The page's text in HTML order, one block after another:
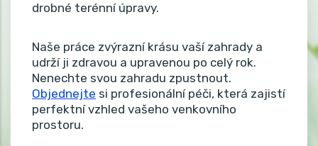
drobné terénní úpravy.
Naše práce zvýrazní krásu vaší zahrady a
udrží ji zdravou a upravenou po celý rok.
Nenechte svou zahradu zpustnout.
Objednejte si profesionální péči, která zajistí
perfektní vzhled vašeho venkovního
prostoru.